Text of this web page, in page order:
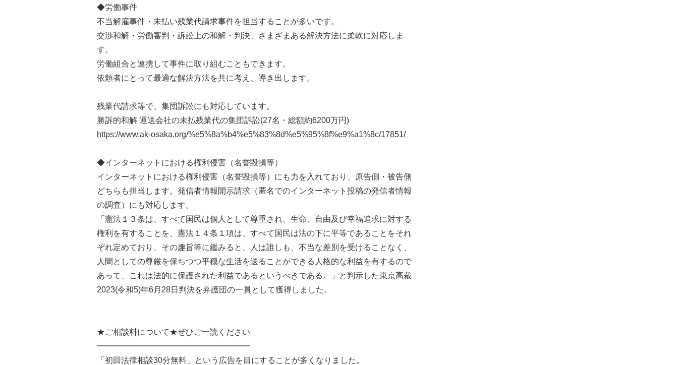
◆労働事件
不当解雇事件・未払い残業代請求事件を担当することが多いです。
交渉和解・労働審判・訴訟上の和解・判決、さまざまある解決方法に柔軟に対応しま
す。
労働組合と連携して事件に取り組むこともできます。
依頼者にとって最適な解決方法を共に考え、導き出します。
残業代請求等で、集団訴訟にも対応しています。
勝訴的和解 運送会社の未払残業代の集団訴訟(27名・総額約6200万円)
https://www.ak-osaka.org/%e5%8a%b4%e5%83%8d%e5%95%8f%e9%a1%8c/17851/
◆インターネットにおける権利侵害（名誉毀損等）
インターネットにおける権利侵害（名誉毀損等）にも力を入れており、原告側・被告側
どちらも担当します。発信者情報開示請求（匿名でのインターネット投稿の発信者情報
の調査）にも対応します。
「憲法１３条は、すべて国民は個人として尊重され、生命、自由及び幸福追求に対する
権利を有することを、憲法１４条１項は、すべて国民は法の下に平等であることをそれ
ぞれ定めており、その趣旨等に鑑みると、人は誰しも、不当な差別を受けることなく、
人間としての尊厳を保ちつつ平穏な生活を送ることができる人格的な利益を有するので
あって、これは法的に保護された利益であるというべきである。」と判示した東京高裁
2023(令和5)年6月28日判決を弁護団の一員として獲得しました。
★ご相談料について★ぜひご一読ください
━━━━━━━━━━━━━━━━━━━
「初回法律相談30分無料」という広告を目にすることが多くなりました。